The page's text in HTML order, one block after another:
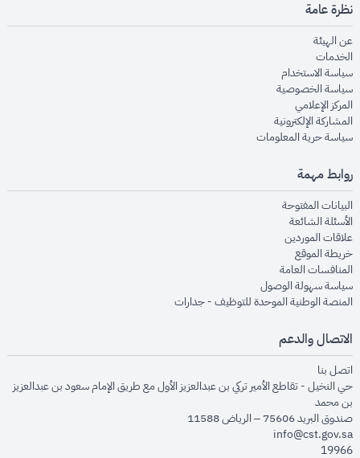
نظرة عامة
عن الهيئةopens in new window
الخدماتopens in new window
سياسة الاستخدام
سياسة الخصوصيةopens in new window
المركز الإعلاميopens in new window
المشاركة الإلكترونيةopens in new window
سياسة حرية المعلوماتopens in new window
روابط مهمة
البيانات المفتوحةopens in new window
الأسئلة الشائعةopens in new window
علاقات الموردينopens in new window
خريطة الموقعopens in new window
المنافسات العامةopens in new window
سياسة سهولة الوصولopens in new window
المنصة الوطنية الموحدة للتوظيف - جداراتopens in new window
الاتصال والدعم
اتصل بنا
حي النخيل - تقاطع الأمير تركي بن عبدالعزيز الأول مع طريق الإمام سعود بن عبدالعزيز
بن محمد
صندوق البريد 75606 – الرياض 11588
info@cst.gov.sa
19966